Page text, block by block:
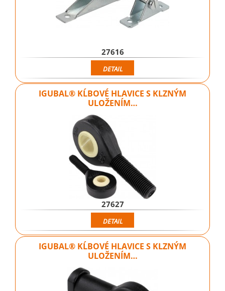
27616
DETAIL
IGUBAL® KĹBOVÉ HLAVICE S KLZNÝM
ULOŽENÍM…
27627
DETAIL
IGUBAL® KĹBOVÉ HLAVICE S KLZNÝM
ULOŽENÍM…